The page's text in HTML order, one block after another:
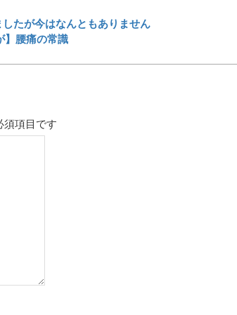
たが今はなんともありません
】腰痛の常識
須項目です